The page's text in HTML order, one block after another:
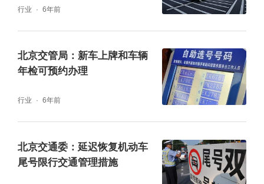
商会议第十三届全国委员会第三次会议将于5
月21日开幕，会议期间，将对部分道路适时采
取临时交通管理措施，交管部门将提前通过“北
屏、导航软件等渠道发布路况提示信息，请驾
车的市民朋友在出行前及时关注交管部门发布
行业 6年前
北京交管局：新车上牌和车辆
年检可预约办理
行业 6年前
北京交通委：延迟恢复机动车
尾号限行交通管理措施